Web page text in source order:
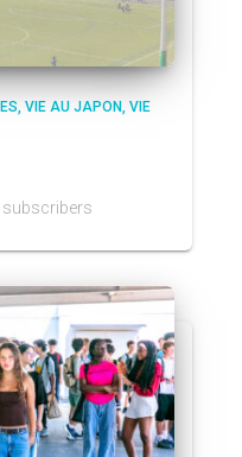
VIE AU JAPON VIE